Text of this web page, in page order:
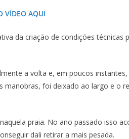
VÍDEO AQUI
da criação de condições técnicas
a volta e, em poucos
manobras, foi deixado ao largo e o
praia. No ano passado isso
dali retirar a mais pesada.